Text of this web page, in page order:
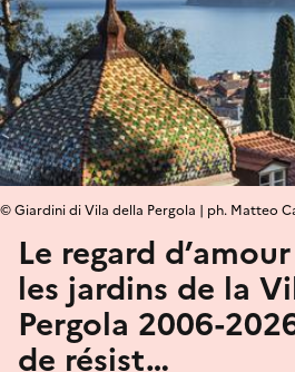
Le regard
les jardins de la
Pergola 2006-
de résist…
© Giardini di Vila della Pergola | ph. Matteo